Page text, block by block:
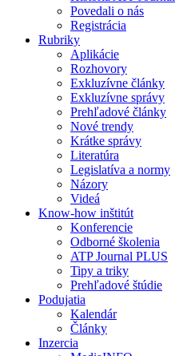
Povedali o nás
Registrácia
Rubriky
Aplikácie
Rozhovory
Exkluzívne články
Exkluzívne správy
Prehľadové články
Nové trendy
Krátke správy
Literatúra
Legislatíva a normy
Názory
Videá
Know-how inštitút
Konferencie
Odborné školenia
ATP Journal PLUS
Tipy a triky
Prehľadové štúdie
Podujatia
Kalendár
Články
Inzercia